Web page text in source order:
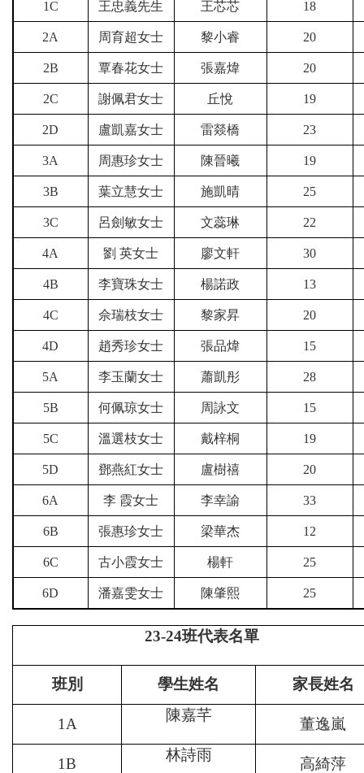
1C 王忠義先生 王芯芯 18
2A 周育超女士 黎小睿 20
2B 覃春花女士 張嘉煒 20
2C 謝佩君女士 丘悅 19
2D 盧凱嘉女士 雷燚橋 23
3A 周惠珍女士 陳晉曦 19
3B 葉立慧女士 施凱晴 25
3C 呂劍敏女士 文蕊琳 22
4A 劉 英女士 廖文軒 30
4B 李寶珠女士 楊諾政 13
4C 佘瑞枝女士 黎家昇 20
4D 趙秀珍女士 張品煒 15
5A 李玉蘭女士 蕭凱彤 28
5B 何佩琼女士 周詠文 15
5C 溫選枝女士 戴梓桐 19
5D 鄧燕紅女士 盧樹禧 20
6A 李 霞女士 李幸諭 33
6B 張惠珍女士 梁華杰 12
6C 古小霞女士 楊軒 25
6D 潘嘉雯女士 陳肇熙 25
23-24班代表名單
班別 學生姓名 家長姓名
1A
陳嘉芊
董逸嵐
1B
林詩雨
高綺萍